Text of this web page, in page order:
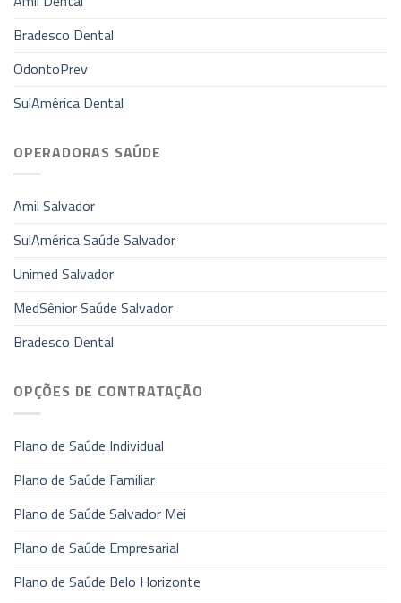
Bradesco Dental
OdontoPrev
SulAmérica Dental
OPERADORAS SAÚDE
Amil Salvador
SulAmérica Saúde Salvador
Unimed Salvador
MedSênior Saúde Salvador
Bradesco Dental
OPÇÕES DE CONTRATAÇÃO
Plano de Saúde Individual
Plano de Saúde Familiar
Plano de Saúde Salvador Mei
Plano de Saúde Empresarial
Plano de Saúde Belo Horizonte